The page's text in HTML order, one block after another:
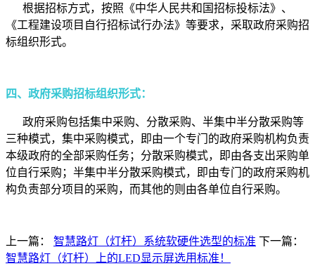
根据招标方式，按照《中华人民共和国招标投标法》、
《工程建设项目自行招标试行办法》等要求，采取政府采购招
标组织形式。
四、政府采购招标组织形式：
政府采购包括集中采购、分散采购、半集中半分散采购等
三种模式，集中采购模式，即由一个专门的政府采购机构负责
本级政府的全部采购任务；分散采购模式，即由各支出采购单
位自行采购；半集中半分散采购模式，即由专门的政府采购机
构负责部分项目的采购，而其他的则由各单位自行采购。
上一篇： 智慧路灯（灯杆）系统软硬件选型的标准 下一篇：
智慧路灯（灯杆）上的LED显示屏选用标准！